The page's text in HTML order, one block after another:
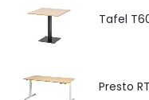
Tafel
Presto